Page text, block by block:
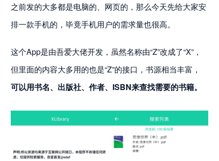
之前发的大多都是电脑的、网页的，那么今天先给大家安
排一款手机的，毕竟手机用户的需求量也很高。
这个App是由吾爱大佬开发，虽然名称由“Z”改成了“X”，
但里面的内容大多用的也是“Z”的接口，书源相当丰富，
可以用书名、出版社、作者、ISBN来查找需要的书籍。